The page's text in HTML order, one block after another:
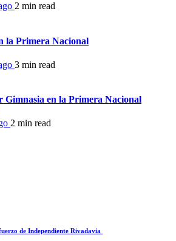
2 min read
la Primera Nacional
3 min read
Gimnasia en la Primera Nacional
2 min read
de Independiente Rivadavia